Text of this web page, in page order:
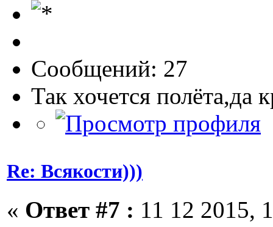
Сообщений: 27
Так хочется полёта,да
Re: Всякости)))
« Ответ #7 : 11 12 2015,